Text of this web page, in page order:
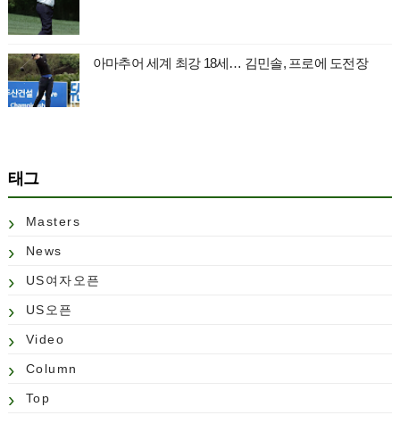
아마추어 세계 최강 18세… 김민솔, 프로에 도전장
태그
Masters
News
US여자오픈
US오픈
Video
Column
Top